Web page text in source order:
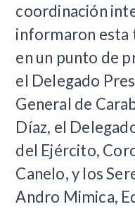
coordinación
informaron esta
en un punto de
el Delegado
General de
Díaz, el
del Ejército,
Canelo, y los
Andro Mimica,